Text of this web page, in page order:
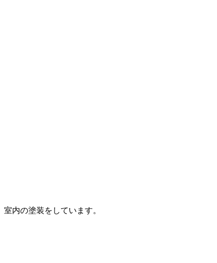
室内の塗装をしています。